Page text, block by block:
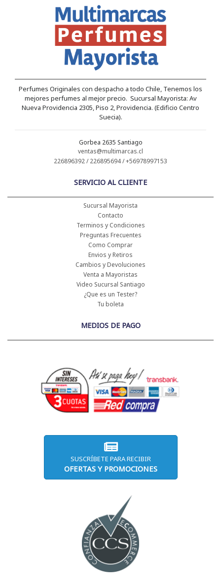
Perfumes Originales con despacho a todo Chile, Tenemos los
mejores perfumes al mejor precio. Sucursal Mayorista: Av
Nueva Providencia 2305, Piso 2, Providencia. (Edificio Centro
Suecia).
Gorbea 2635 Santiago
ventas@multimarcas.cl
226896392 / 226895694 / +56978997153
SERVICIO AL CLIENTE
Sucursal Mayorista
Contacto
Terminos y Condiciones
Preguntas Frecuentes
Como Comprar
Envios y Retiros
Cambios y Devoluciones
Venta a Mayoristas
Video Sucursal Santiago
¿Que es un Tester?
Tu boleta
MEDIOS DE PAGO
SUSCRÍBETE PARA RECIBIR
OFERTAS Y PROMOCIONES